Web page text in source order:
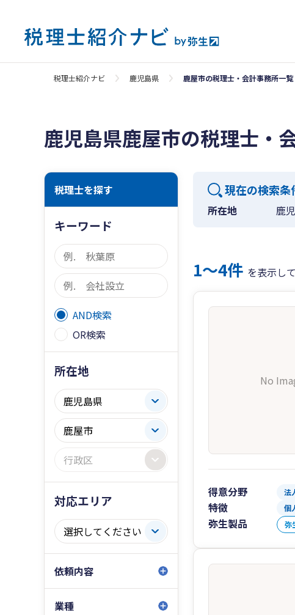
税理士紹介ナビ 鹿児島県 鹿屋市の税理士・会計事務所一覧
鹿児島県鹿屋市の税理士・
税理士を探す
キーワード
AND検索
OR検索
所在地
対応エリア
依頼内容
業種
現在の検索条
所在地 鹿
1〜4件 を表示し
No
得意分野 法
特徴 個
弥生製品 弥